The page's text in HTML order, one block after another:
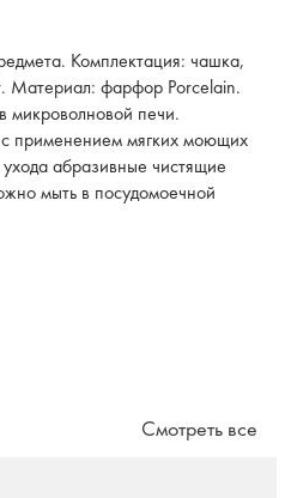
Комплектация: чашка,
фарфор Porcelain.
микроволновой печи.
применением мягких моющих
абразивные чистящие
мыть в посудомоечной
Смотреть все